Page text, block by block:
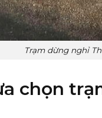
Trạm dừng nghỉ
chọn